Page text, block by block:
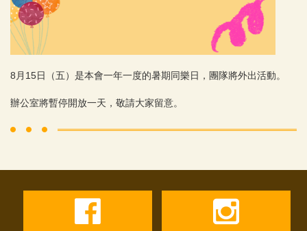
8月15日（五）是本會一年一度的暑期同樂日，團隊將外出活動。
辦公室將暫停開放一天，敬請大家留意。